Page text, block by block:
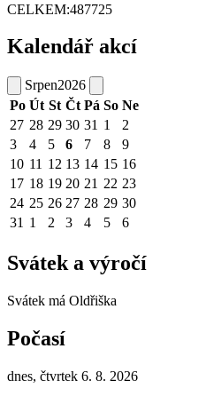
CELKEM:487725
Kalendář akcí
Srpen2026
Po Út St Čt Pá So Ne
27 28 29 30 31 1
2
3
4 5 6 7 8
9
10 11 12 13 14 15 16
17 18 19 20 21 22 23
24 25 26 27 28 29 30
31 1 2 3 4 5 6
Svátek a výročí
Svátek má Oldřiška
Počasí
dnes, čtvrtek 6. 8. 2026